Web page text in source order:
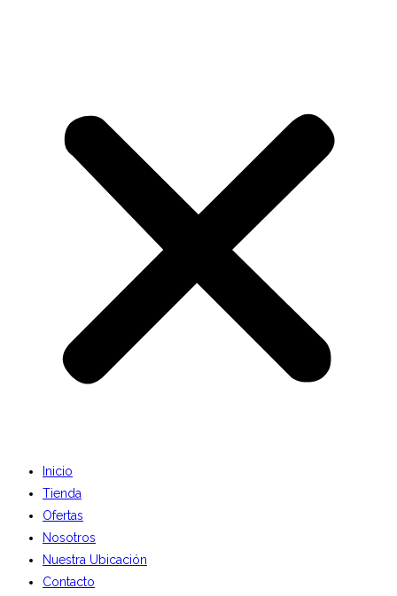
Inicio
Tienda
Ofertas
Nosotros
Nuestra Ubicación
Contacto